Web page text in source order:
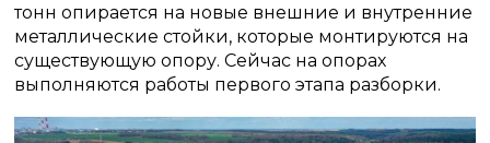
тонн опирается на новые внешние и внутренние
металлические стойки, которые монтируются на
существующую опору. Сейчас на опорах
выполняются работы первого этапа разборки.